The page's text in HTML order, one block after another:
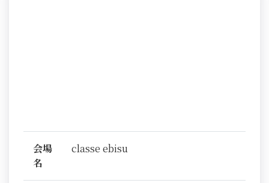
会場
名
classe ebisu